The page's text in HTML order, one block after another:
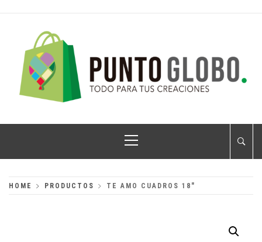
PUNTO GLOBO
Menu
HOME PRODUCTOS TE AMO CUADROS 18″